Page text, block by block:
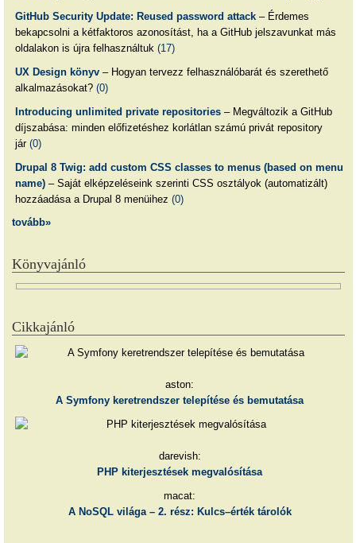
GitHub Security Update: Reused password attack– Érdemes
bekapcsolni a kétfaktoros azonosítást, ha a GitHub jelszavunkat más
oldalakon is újra felhasználtuk (17)
UX Design könyv– Hogyan tervezz felhasználóbarát és szerethető
alkalmazásokat? (0)
Introducing unlimited private repositories– Megváltozik a GitHub
díjszabása: minden előfizetéshez korlátlan számú privát repository
jár (0)
Drupal 8 Twig: add custom CSS classes to menus (based on menu
name)– Saját elképzeléseink szerinti CSS osztályok (automatizált)
hozzáadása a Drupal 8 menüihez (0)
tovább»
Könyvajánló
Cikkajánló
aston:
A Symfony keretrendszer telepítése és bemutatása
darevish:
PHP kiterjesztések megvalósítása
macat:
A NoSQL világa – 2. rész: Kulcs–érték tárolók